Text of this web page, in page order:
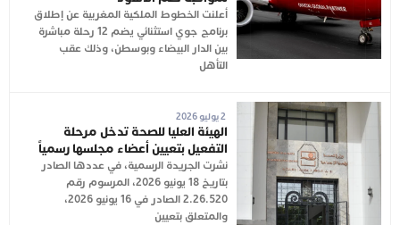
أعلنت الخطوط الملكية المغربية عن إطلاق
برنامج جوي استثنائي يضم 12 رحلة مباشرة
بين الدار البيضاء وبوسطن، وذلك عقب
التأهل
2 يوليو 2026
الهيئة العليا للصحة تدخل مرحلة
التفعيل بتعيين أعضاء مجلسها رسمياً
نشرت الجريدة الرسمية، في عددها الصادر
بتاريخ 18 يونيو 2026، المرسوم رقم
2.26.520 الصادر في 16 يونيو 2026،
والمتعلق بتعيين